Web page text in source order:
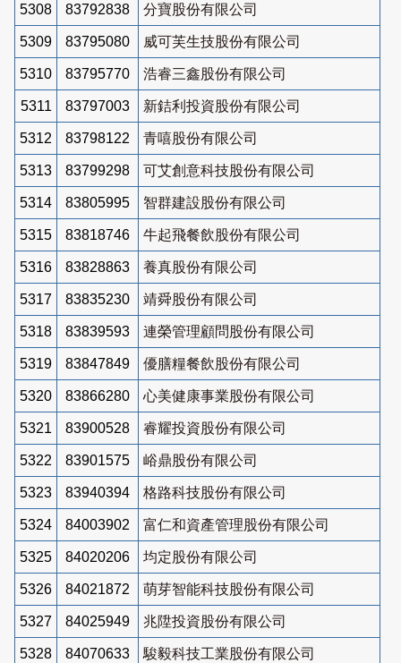
5308 83792838 分寶股份有限公司
5309 83795080 威可芙生技股份有限公司
5310 83795770 浩睿三鑫股份有限公司
5311 83797003 新銡利投資股份有限公司
5312 83798122 青嘻股份有限公司
5313 83799298 可艾創意科技股份有限公司
5314 83805995 智群建設股份有限公司
5315 83818746 牛起飛餐飲股份有限公司
5316 83828863 養真股份有限公司
5317 83835230 靖舜股份有限公司
5318 83839593 連榮管理顧問股份有限公司
5319 83847849 優膳糧餐飲股份有限公司
5320 83866280 心美健康事業股份有限公司
5321 83900528 睿耀投資股份有限公司
5322 83901575 峪鼎股份有限公司
5323 83940394 格路科技股份有限公司
5324 84003902 富仁和資產管理股份有限公司
5325 84020206 均定股份有限公司
5326 84021872 萌芽智能科技股份有限公司
5327 84025949 兆陞投資股份有限公司
5328 84070633 駿毅科技工業股份有限公司